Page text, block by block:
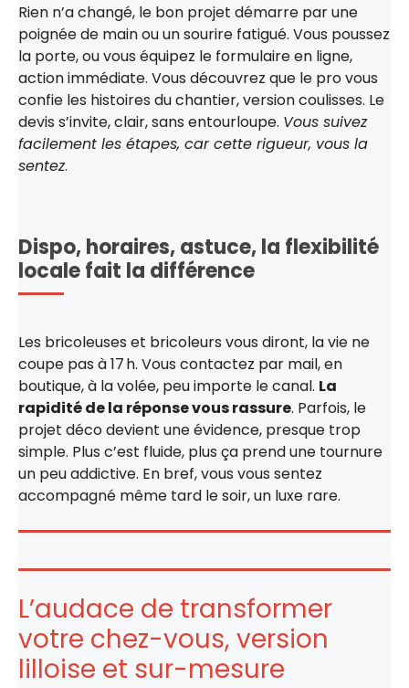
Rien n’a changé, le bon projet démarre par une
poignée de main ou un sourire fatigué. Vous poussez
la porte, ou vous équipez le formulaire en ligne,
action immédiate. Vous découvrez que le pro vous
confie les histoires du chantier, version coulisses. Le
devis s’invite, clair, sans entourloupe. Vous suivez
facilement les étapes, car cette rigueur, vous la
sentez.
Dispo, horaires, astuce, la flexibilité
locale fait la différence
Les bricoleuses et bricoleurs vous diront, la vie ne
coupe pas à 17 h. Vous contactez par mail, en
boutique, à la volée, peu importe le canal. La
rapidité de la réponse vous rassure. Parfois, le
projet déco devient une évidence, presque trop
simple. Plus c’est fluide, plus ça prend une tournure
un peu addictive. En bref, vous vous sentez
accompagné même tard le soir, un luxe rare.
L’audace de transformer
votre chez-vous, version
lilloise et sur-mesure